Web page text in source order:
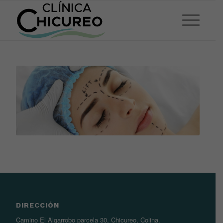
DIRECCIÓN
Camino El Algarrobo parcela 30, Chicureo, Colina.